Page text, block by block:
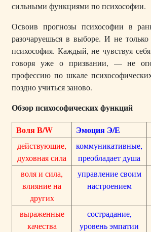
сильными функциями по психософии.
Освоив прогнозы психософии в
разочаруешься в выборе. И не
психософия. Каждый, не чувствуя
говоря уже о призвании, — не
профессию по шкале
поздно учиться заново.
Обзор психософических функций
Воля В/W
Эмоция Э/Е
действующие,
духовная сила
коммуникативные,
преобладает душа
воля и сила,
влияние на
других
управление своим
настроением
выраженные
качества
сострадание,
уровень эмпатии